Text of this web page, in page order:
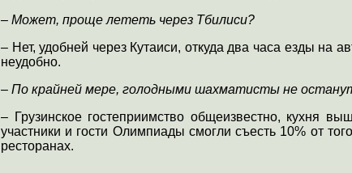
– Может, проще лететь через Тбилиси?
– Нет, удобней через Кутаиси, откуда два часа езды на
неудобно.
– По крайней мере, голодными шахматисты не
– Грузинское гостеприимство общеизвестно, кухня
участники и гости Олимпиады смогли съесть 10% от
ресторанах.